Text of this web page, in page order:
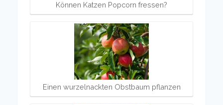
Können Katzen Popcorn fressen?
Einen wurzelnackten Obstbaum pflanzen